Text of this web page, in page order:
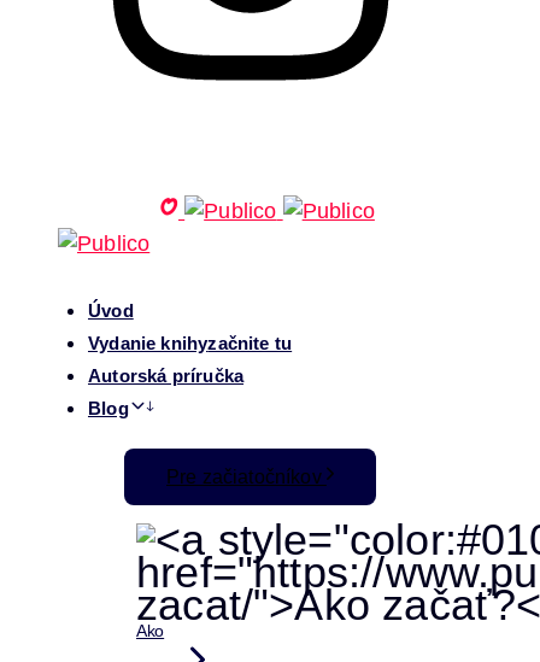
Úvod
Vydanie knihyzačnite tu
Autorská príručka
Blog
Pre začiatočníkov
Ako